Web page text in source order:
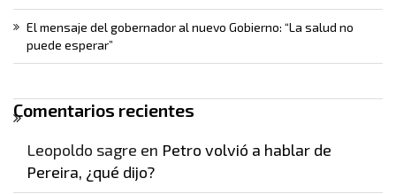
El mensaje del gobernador al nuevo Gobierno: “La salud no
puede esperar”
Comentarios recientes
Leopoldo sagre en Petro volvió a hablar de
Pereira, ¿qué dijo?